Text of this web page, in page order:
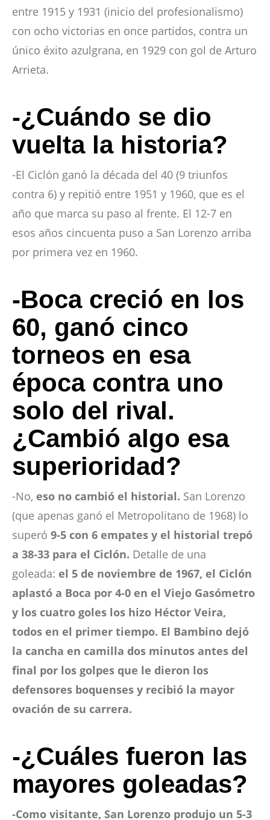
entre 1915 y 1931 (inicio del profesionalismo)
con ocho victorias en once partidos, contra un
único éxito azulgrana, en 1929 con gol de Arturo
Arrieta.
-¿Cuándo se dio
vuelta la historia?
-El Ciclón ganó la década del 40 (9 triunfos
contra 6) y repitió entre 1951 y 1960, que es el
año que marca su paso al frente. El 12-7 en
esos años cincuenta puso a San Lorenzo arriba
por primera vez en 1960.
-Boca creció en los
60, ganó cinco
torneos en esa
época contra uno
solo del rival.
¿Cambió algo esa
superioridad?
-No, eso no cambió el historial. San Lorenzo
(que apenas ganó el Metropolitano de 1968) lo
superó 9-5 con 6 empates y el historial trepó
a 38-33 para el Ciclón. Detalle de una
goleada: el 5 de noviembre de 1967, el Ciclón
aplastó a Boca por 4-0 en el Viejo Gasómetro
y los cuatro goles los hizo Héctor Veira,
todos en el primer tiempo. El Bambino dejó
la cancha en camilla dos minutos antes del
final por los golpes que le dieron los
defensores boquenses y recibió la mayor
ovación de su carrera.
-¿Cuáles fueron las
mayores goleadas?
-Como visitante, San Lorenzo produjo un 5-3